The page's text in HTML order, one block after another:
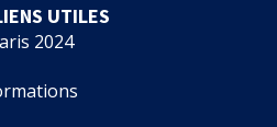
UTILES
2024